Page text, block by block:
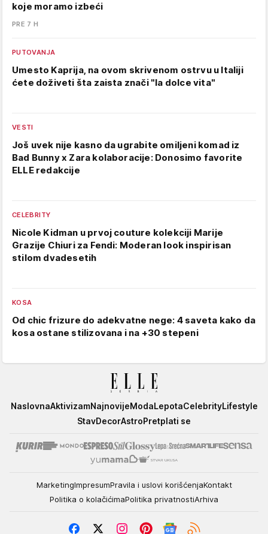
koje moramo izbeći
PRE 7 H
PUTOVANJA
Umesto Kaprija, na ovom skrivenom ostrvu u Italiji
ćete doživeti šta zaista znači "la dolce vita"
VESTI
Još uvek nije kasno da ugrabite omiljeni komad iz
Bad Bunny x Zara kolaboracije: Donosimo favorite
ELLE redakcije
CELEBRITY
Nicole Kidman u prvoj couture kolekciji Marije
Grazije Chiuri za Fendi: Moderan look inspirisan
stilom dvadesetih
KOSA
Od chic frizure do adekvatne nege: 4 saveta kako da
kosa ostane stilizovana i na +30 stepeni
Elle
NaslovnaAktivizamNajnovijeModaLepotaCelebrityLifestyle
StavDecorAstroPretplati se
MarketingImpresumPravila i uslovi korišćenjaKontakt
Politika o kolačićimaPolitika privatnostiArhiva